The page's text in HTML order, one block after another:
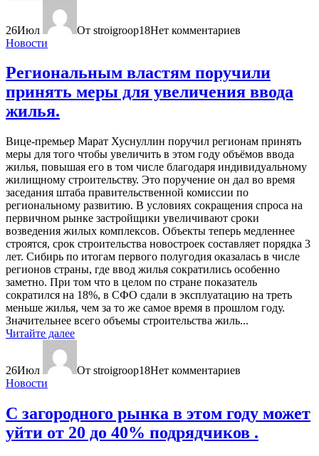
26Июл От stroigroop18Нет комментариев
Новости
Региональным властям поручили
принять меры для увеличения ввода
жилья.
Вице-премьер Марат Хуснуллин поручил регионам принять
меры для того чтобы увеличить в этом году объёмов ввода
жилья, повышая его в том числе благодаря индивидуальному
жилищному строительству. Это поручение он дал во время
заседания штаба правительственной комиссии по
региональному развитию. В условиях сокращения спроса на
первичном рынке застройщики увеличивают сроки
возведения жилых комплексов. Объекты теперь медленнее
строятся, срок строительства новостроек составляет порядка 3
лет. Сибирь по итогам первого полугодия оказалась в числе
регионов страны, где ввод жилья сократились особенно
заметно. При том что в целом по стране показатель
сократился на 18%, в СФО сдали в эксплуатацию на треть
меньше жилья, чем за то же самое время в прошлом году.
Значительнее всего объемы строительства жиль...
Читайте далее
26Июл От stroigroop18Нет комментариев
Новости
С загородного рынка в этом году может
уйти от 20 до 40% подрядчиков .